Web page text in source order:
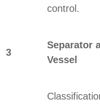
control.
3
Separator
Vessel